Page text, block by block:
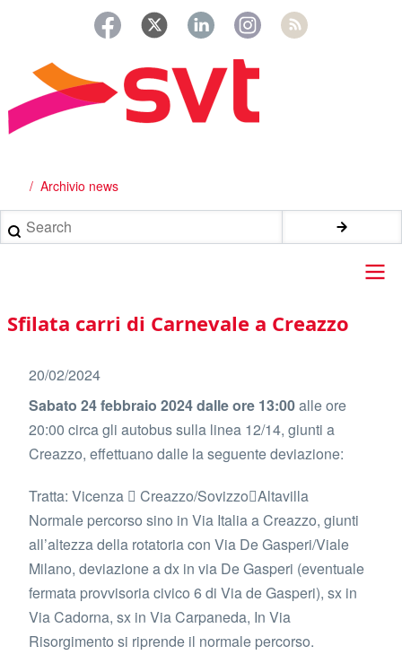
principale
Briciole
di
pane
Archivio news
Search
Main
navigation
Sfilata carri di Carnevale a Creazzo
20/02/2024
Sabato 24 febbraio 2024 dalle ore 13:00alle ore
20:00 circa gli autobus sulla linea 12/14, giunti a
Creazzo, effettuano dalle la seguente deviazione:
Tratta: Vicenza  Creazzo/SovizzoAltavilla
Normale percorso sino in Via Italia a Creazzo, giunti
all’altezza della rotatoria con Via De Gasperi/Viale
Milano, deviazione a dx in via De Gasperi (eventuale
fermata provvisoria civico 6 di Via de Gasperi), sx in
Via Cadorna, sx in Via Carpaneda, In Via
Risorgimento si riprende il normale percorso.